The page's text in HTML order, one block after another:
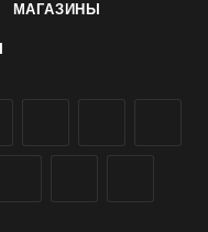
МАГАЗИНЫ